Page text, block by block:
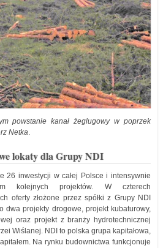
powstanie kanał żeglugowy w poprzek
Netka.
lokaty dla Grupy NDI
26 inwestycji w całej Polsce i intensywnie
kolejnych projektów. W czterech
oferty złożone przez spółki z Grupy NDI
dwa projekty drogowe, projekt kubaturowy,
oraz projekt z branży hydrotechnicznej
Wiślanej. NDI to polska grupa kapitałowa,
Na rynku budownictwa funkcjonuje